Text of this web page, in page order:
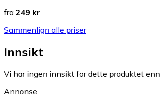
fra 249 kr
Sammenlign alle priser
Innsikt
Vi har ingen innsikt for dette produktet
Annonse